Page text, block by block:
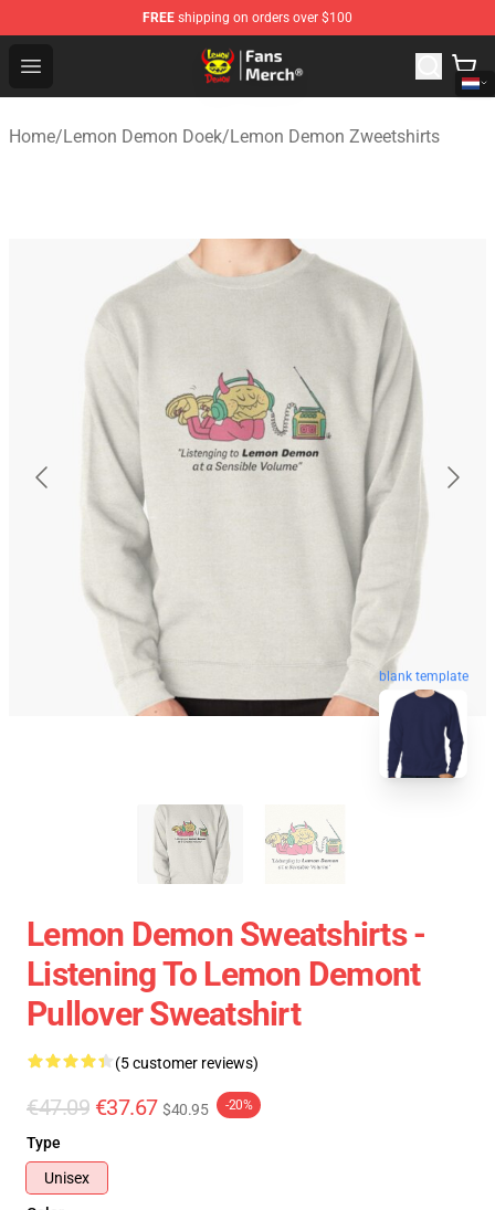
FREE shipping on orders over $100
Open menu
Lemon Demon Store - Official Lemon Demon
Home/Lemon Demon Doek/Lemon Demon Zweetshirts
blank template
Lemon Demon Sweatshirts -
Listening To Lemon Demont
Pullover Sweatshirt
(5 customer reviews)
€47.09 €37.67 $40.95 -20%
Type
Unisex